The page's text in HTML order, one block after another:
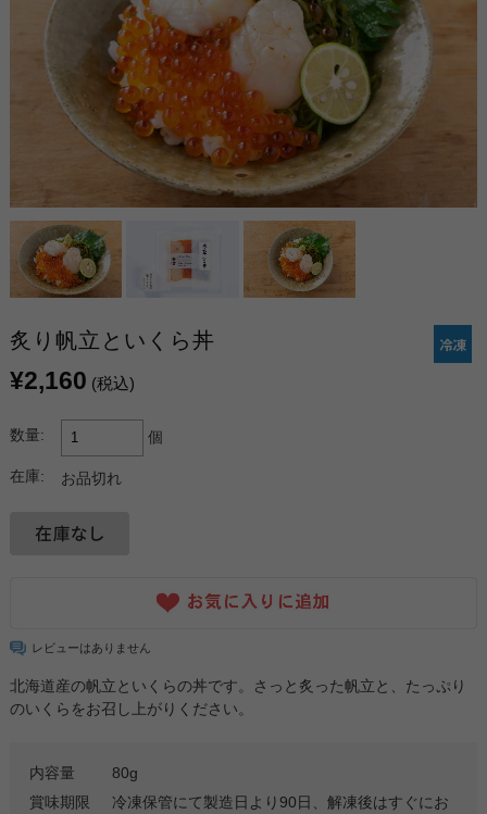
炙り帆立といくら丼
¥2,160 (税込)
数量: 個
在庫: お品切れ
レビューはありません
北海道産の帆立といくらの丼です。さっと炙った帆立と、たっぷり
のいくらをお召し上がりください。
内容量
80g
賞味期限
冷凍保管にて製造日より90日、解凍後はすぐにお